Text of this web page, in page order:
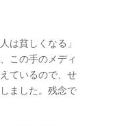
は貧しくなる」
この手のメディ
ているので、せ
ました。残念で